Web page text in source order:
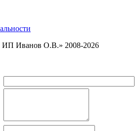
ИП Иванов О.В.» 2008-2026